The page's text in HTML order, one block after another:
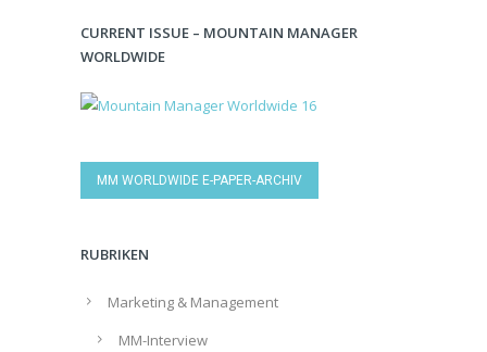
CURRENT ISSUE – MOUNTAIN MANAGER
WORLDWIDE
MM WORLDWIDE E-PAPER-ARCHIV
RUBRIKEN
Marketing & Management
MM-Interview